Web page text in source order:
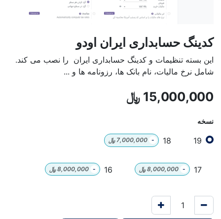
کدینگ حسابداری ایران اودو
این بسته تنظیمات و کدینگ حسابداری ایران را نصب می کند.
شامل نرخ مالیات، نام بانک ها، رزونامه ها و ...
15,000,000 ﷼
نسخه
19
18
-
7,000,000﷼
17
-
8,000,000﷼ 16
-
8,000,000﷼